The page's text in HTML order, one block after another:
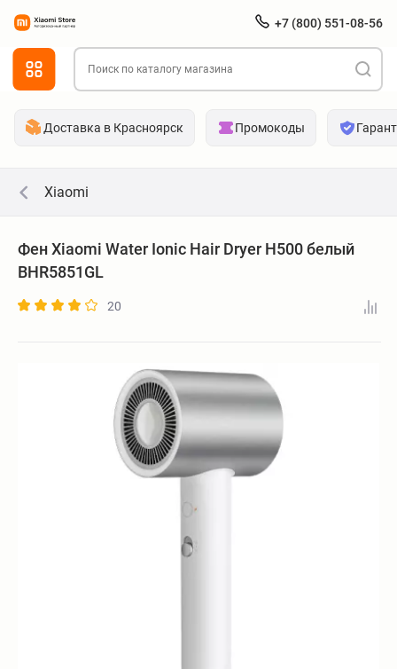
+7 (800) 551-08-56
Доставка в Красноярск Промокоды
Xiaomi
Фен Xiaomi Water Ionic Hair Dryer H500 белый
BHR5851GL
20